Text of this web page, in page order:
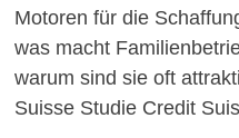
Motoren für die
was macht
warum sind sie oft
Suisse Studie Credit